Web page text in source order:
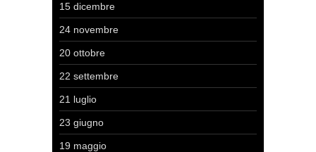
15 dicembre
24 novembre
20 ottobre
22 settembre
21 luglio
23 giugno
19 maggio